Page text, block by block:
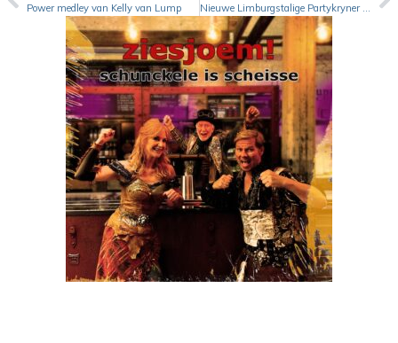
Power medley van Kelly van Lump Nieuwe Limburgstalige Partykryner titel